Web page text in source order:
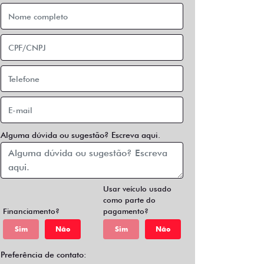
Alguma dúvida ou sugestão? Escreva aqui.
Financiamento?
Sim Não
Usar veículo usado
como parte do
pagamento?
Sim Não
Preferência de contato: